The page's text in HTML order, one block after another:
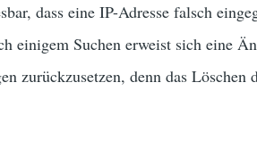
dass eine IP-Adresse falsch
einigem Suchen erweist sich eine
zurückzusetzen, denn das